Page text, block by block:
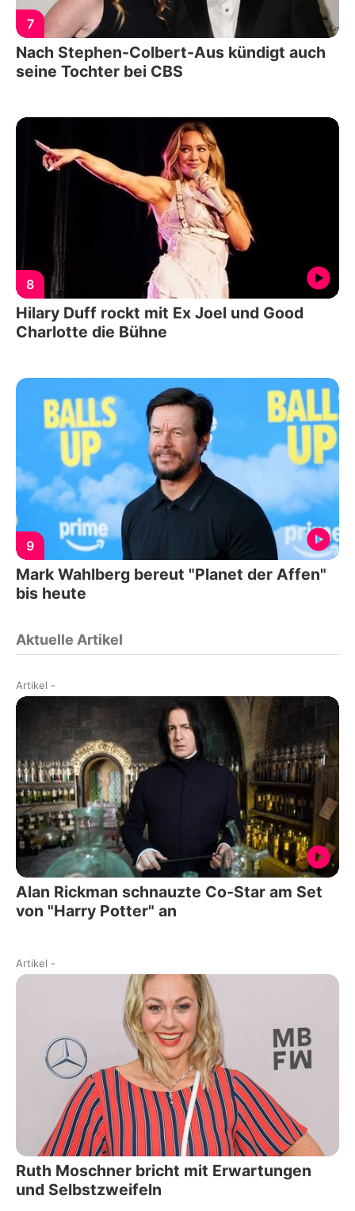
7
Nach Stephen-Colbert-Aus kündigt auch
seine Tochter bei CBS
8
Hilary Duff rockt mit Ex Joel und Good
Charlotte die Bühne
9
Mark Wahlberg bereut "Planet der Affen"
bis heute
Aktuelle Artikel
Artikel -
Alan Rickman schnauzte Co-Star am Set
von "Harry Potter" an
Artikel -
Ruth Moschner bricht mit Erwartungen
und Selbstzweifeln